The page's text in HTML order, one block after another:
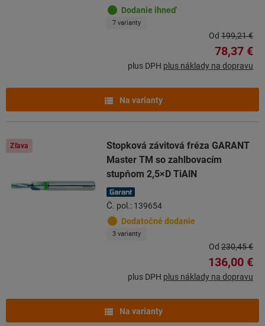
Dodanie ihneď
7 varianty
Od 199,21 €
78,37 €
plus DPH plus náklady na dopravu
Na varianty
Zľava
Stopková závitová fréza GARANT
Master TM so zahlbovacím
stupňom 2,5×D TiAlN
Č. pol.: 139654
Dodatočné dodanie
3 varianty
Od 230,45 €
136,00 €
plus DPH plus náklady na dopravu
Na varianty